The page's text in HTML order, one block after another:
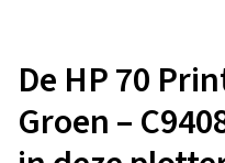
De HP 70
Groen –